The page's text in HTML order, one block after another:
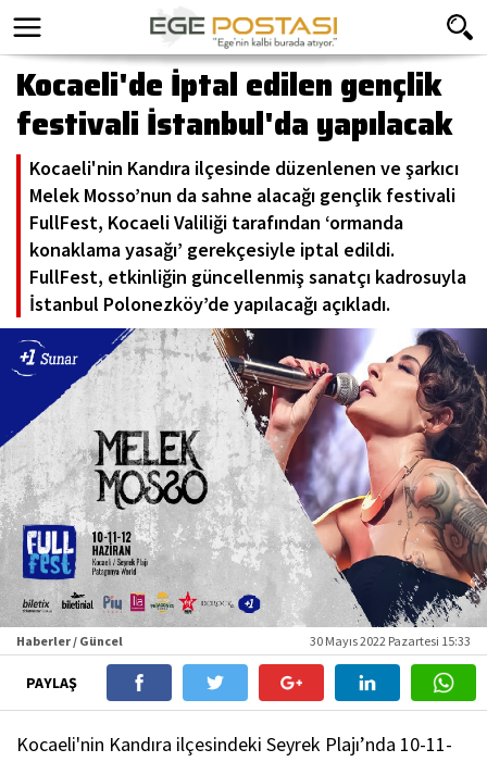
Kocaeli'de İptal edilen gençlik
festivali İstanbul'da yapılacak
Kocaeli'nin Kandıra ilçesinde düzenlenen ve şarkıcı
Melek Mosso’nun da sahne alacağı gençlik festivali
FullFest, Kocaeli Valiliği tarafından ‘ormanda
konaklama yasağı’ gerekçesiyle iptal edildi.
FullFest, etkinliğin güncellenmiş sanatçı kadrosuyla
İstanbul Polonezköy’de yapılacağı açıkladı.
Haberler / Güncel 30 Mayıs 2022 Pazartesi 15:33
PAYLAŞ
Kocaeli'nin Kandıra ilçesindeki Seyrek Plajı’nda 10-11-